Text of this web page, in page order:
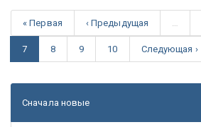
« Первая ‹ Предыдущая
7 8 9 10 Следующая ›
Сначала новые